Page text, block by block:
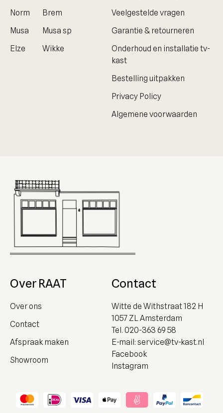
Norm
Brem
Musa
Musa sp
Elze
Wikke
Veelgestelde vragen
Garantie & retourneren
Onderhoud en installatie tv-
kast
Bestelling uitpakken
Privacy Policy
Algemene voorwaarden
Over RAAT
Over ons
Contact
Afspraak maken
Showroom
Contact
Witte de Withstraat 182 H
1057 ZL Amsterdam
Tel. 020-363 69 58
E-mail: service@tv-kast.nl
Facebook
Instagram